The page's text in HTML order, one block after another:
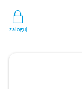
Zaloguj